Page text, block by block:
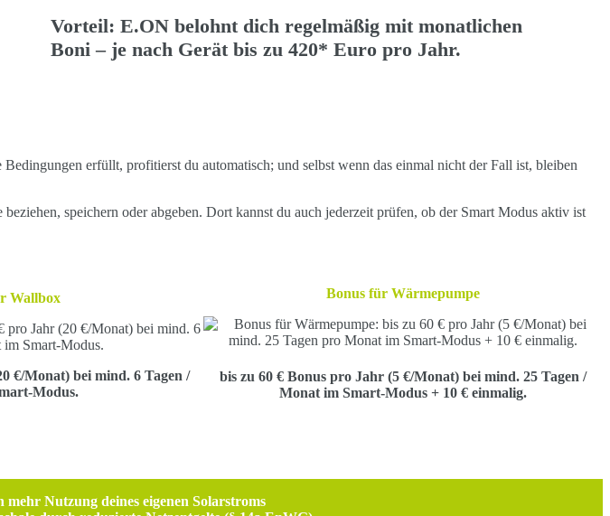
Vorteil: E.ON belohnt dich regelmäßig mitmonatlichen
Boni – je nach Gerät bis zu420* Euro pro Jahr.
erfüllt, profitierst du automatisch; und selbst wenn das einmal nicht der Fall ist, bleiben
speichern oder abgeben. Dort kannst du auch jederzeit prüfen, ob der Smart Modus aktiv ist
Wallbox
€/Monat) bei mind. 6 Tagen /
Modus.
Bonus für Wärmepumpe
bis zu 60 € Bonus pro Jahr(5 €/Monat) bei mind. 25 Tagen /
Monatim Smart-Modus + 10 € einmalig.
Nutzung deines eigenen Solarstroms